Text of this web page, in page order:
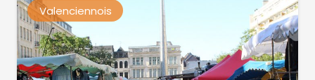
Valenciennois